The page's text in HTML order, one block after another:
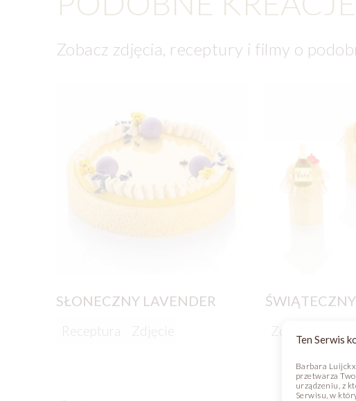
Ten Serwis
Barbara
przetwarza
urządzeniu, z
Serwisu, w
Zobacz zdjęcia, receptury i filmy o
SŁONECZNY LAVENDER
Receptura Zdjęcie Zdjęcie